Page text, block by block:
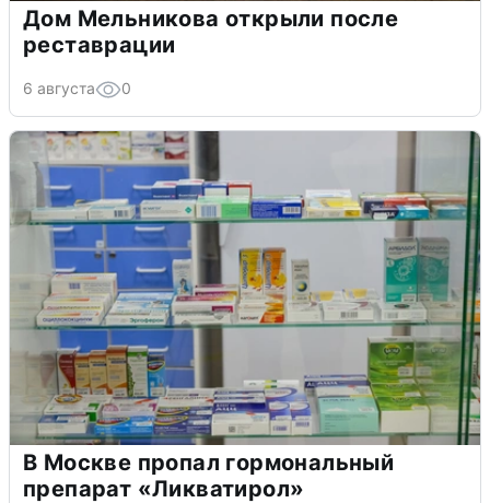
Дом Мельникова открыли после
реставрации
6 августа 0
В Москве пропал гормональный
препарат «Ликватирол»